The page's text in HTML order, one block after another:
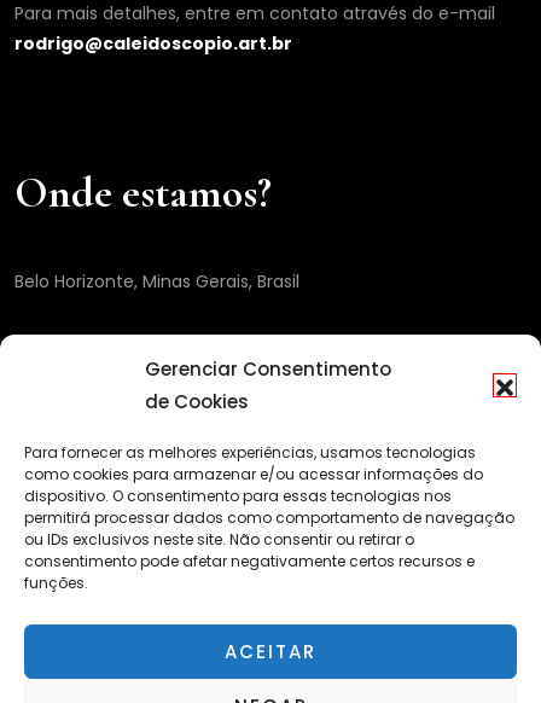
Gerenciar Consentimento
de Cookies
Para fornecer as melhores experiências, usamos tecnologias
como cookies para armazenar e/ou acessar informações do
dispositivo. O consentimento para essas tecnologias nos
permitirá processar dados como comportamento de navegação
ou IDs exclusivos neste site. Não consentir ou retirar o
consentimento pode afetar negativamente certos recursos e
funções.
ACEITAR
Para mais detalhes, entre em contato através do e-mail
rodrigo@caleidoscopio.art.br
Onde estamos?
Belo Horizonte, Minas Gerais, Brasil